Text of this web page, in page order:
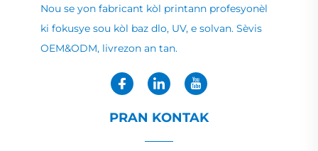
Nou se yon fabricant kòl printann profesyonèl
ki fokusye sou kòl baz dlo, UV, e solvan. Sèvis
OEM&ODM, livrezon an tan.
PRAN KONTAK